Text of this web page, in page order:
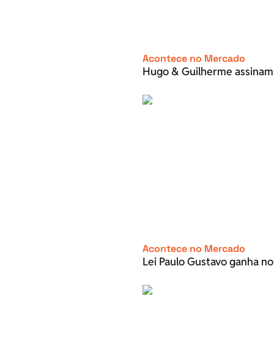
Acontece no Mercado
Hugo & Guilherme
Acontece no Mercado
Lei Paulo Gustavo ganha